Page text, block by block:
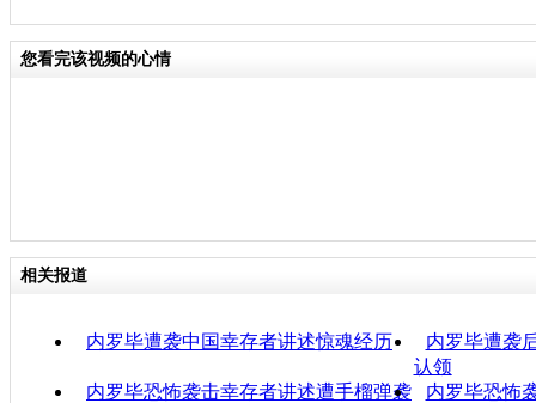
您看完该视频的心情
相关报道
内罗毕遭袭中国幸存者讲述惊魂经历
内罗毕遭袭
认领
内罗毕恐怖袭击幸存者讲述遭手榴弹袭
内罗毕恐怖